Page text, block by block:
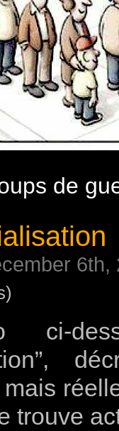
de
6th,
ci-
trouve